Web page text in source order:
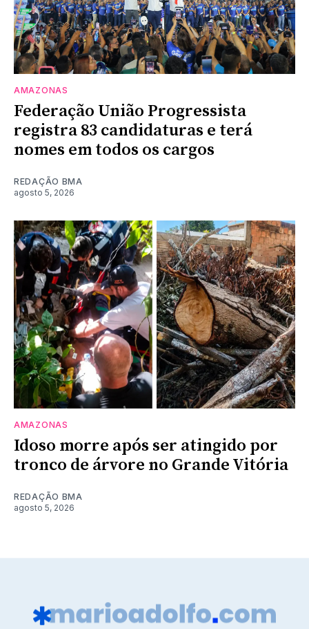
AMAZONAS
Federação União Progressista
registra 83 candidaturas e terá
nomes em todos os cargos
REDAÇÃO BMA
agosto 5, 2026
AMAZONAS
Idoso morre após ser atingido por
tronco de árvore no Grande Vitória
REDAÇÃO BMA
agosto 5, 2026